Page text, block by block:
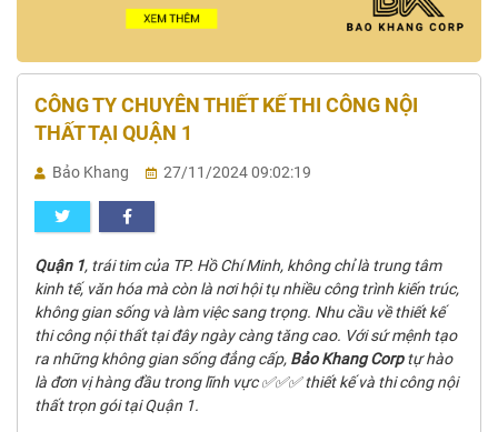
CÔNG TY CHUYÊN THIẾT KẾ THI CÔNG NỘI
THẤT TẠI QUẬN 1
Bảo Khang 27/11/2024 09:02:19
Quận 1, trái tim của TP. Hồ Chí Minh, không chỉ là trung tâm
kinh tế, văn hóa mà còn là nơi hội tụ nhiều công trình kiến trúc,
không gian sống và làm việc sang trọng. Nhu cầu về thiết kế
thi công nội thất tại đây ngày càng tăng cao. Với sứ mệnh tạo
ra những không gian sống đẳng cấp, Bảo Khang Corptự hào
là đơn vị hàng đầu trong lĩnh vực ✅✅✅ thiết kế và thi công nội
thất trọn gói tại Quận 1.